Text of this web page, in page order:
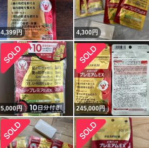
4,399円 4,300円
5,000円 245,000円